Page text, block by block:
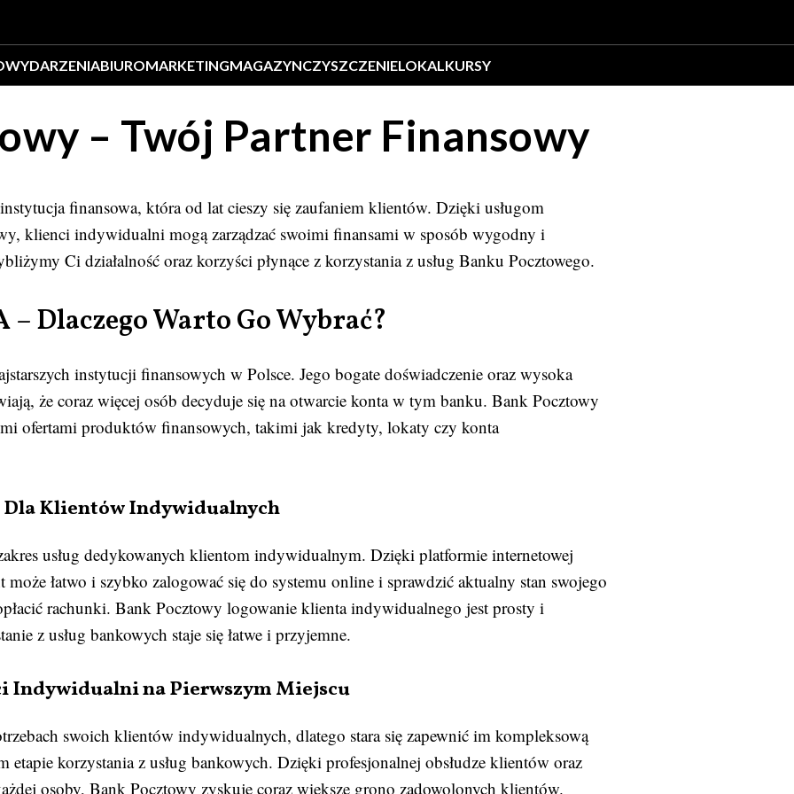
WYDARZENIABIUROMARKETINGMAGAZYNCZYSZCZENIELOKALKURSY
– Twój Partner Finansowy
finansowa, która od lat cieszy się zaufaniem klientów. Dzięki usługom
klienci indywidualni mogą zarządzać swoimi finansami w sposób wygodny i
Ci działalność oraz korzyści płynące z korzystania z usług Banku Pocztowego.
– Dlaczego Warto Go Wybrać?
instytucji finansowych w Polsce. Jego bogate doświadczenie oraz wysoka
że coraz więcej osób decyduje się na otwarcie konta w tym banku. Bank Pocztowy
ofertami produktów finansowych, takimi jak kredyty, lokaty czy konta
Dla Klientów Indywidualnych
usług dedykowanych klientom indywidualnym. Dzięki platformie internetowej
łatwo i szybko zalogować się do systemu online i sprawdzić aktualny stan swojego
rachunki. Bank Pocztowy logowanie klienta indywidualnego jest prosty i
z usług bankowych staje się łatwe i przyjemne.
Indywidualni na Pierwszym Miejscu
swoich klientów indywidualnych, dlatego stara się zapewnić im kompleksową
etapie korzystania z usług bankowych. Dzięki profesjonalnej obsłudze klientów oraz
osoby, Bank Pocztowy zyskuje coraz większe grono zadowolonych klientów.